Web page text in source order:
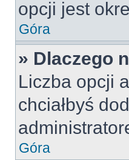
opcji jest
Góra
» Dlaczego
Liczba opcji
chciałbyś
Góra